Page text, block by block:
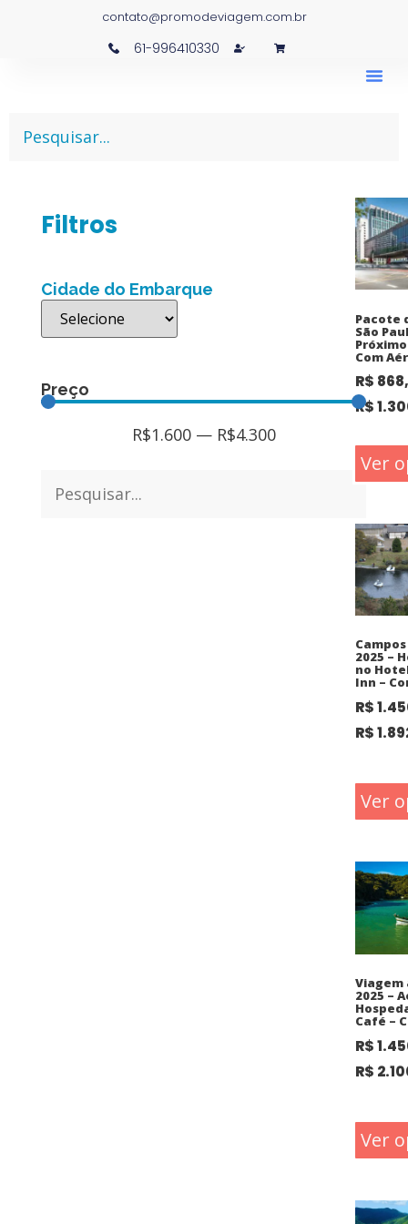
contato@promodeviagem.com.br
61-996410330
Filtros
Cidade do Embarque
Preço
R$1.600— R$4.300
Pacote
São
Com
R$
R$
Ver
2025 –
no
Inn –
R$
R$
Ver
Viagem
2025 –
Café –
R$
R$
Ver